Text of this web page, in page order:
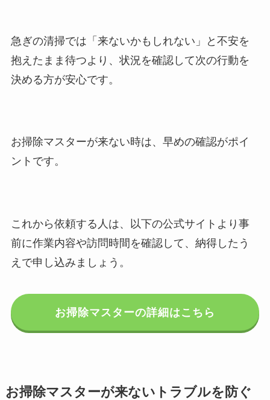
急ぎの清掃では「来ないかもしれない」と不安を
抱えたまま待つより、状況を確認して次の行動を
決める方が安心です。
お掃除マスターが来ない時は、早めの確認がポイ
ントです。
これから依頼する人は、以下の公式サイトより事
前に作業内容や訪問時間を確認して、納得したう
えで申し込みましょう。
お掃除マスターの詳細はこちら
お掃除マスターが来ないトラブルを防ぐ